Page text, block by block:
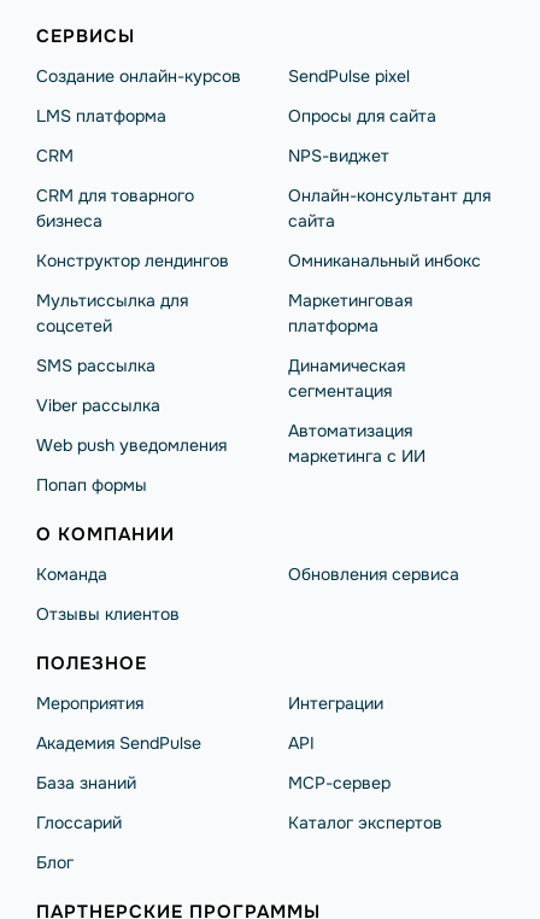
СЕРВИСЫ
Создание онлайн-курсов
LMS платформа
CRM
CRM для товарного
бизнеса
Конструктор лендингов
Мультиссылка для
соцсетей
SMS рассылка
Viber рассылка
Web push уведомления
Попап формы
SendPulse pixel
Опросы для сайта
NPS-виджет
Онлайн-консультант для
сайта
Омниканальный инбокс
Маркетинговая
платформа
Динамическая
сегментация
Автоматизация
маркетинга с ИИ
О КОМПАНИИ
Команда
Отзывы клиентов
Обновления сервиса
ПОЛЕЗНОЕ
Мероприятия
Академия SendPulse
База знаний
Глоссарий
Блог
Интеграции
API
MCP-сервер
Каталог экспертов
ПАРТНЕРСКИЕ ПРОГРАММЫ